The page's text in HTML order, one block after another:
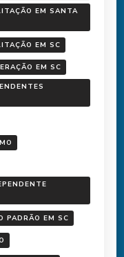
EM SANTA
EM SC
EM SC
PADRÃO EM SC